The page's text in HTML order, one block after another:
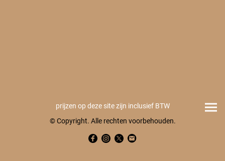
prijzen op deze site zijn inclusief BTW
© Copyright. Alle rechten voorbehouden.